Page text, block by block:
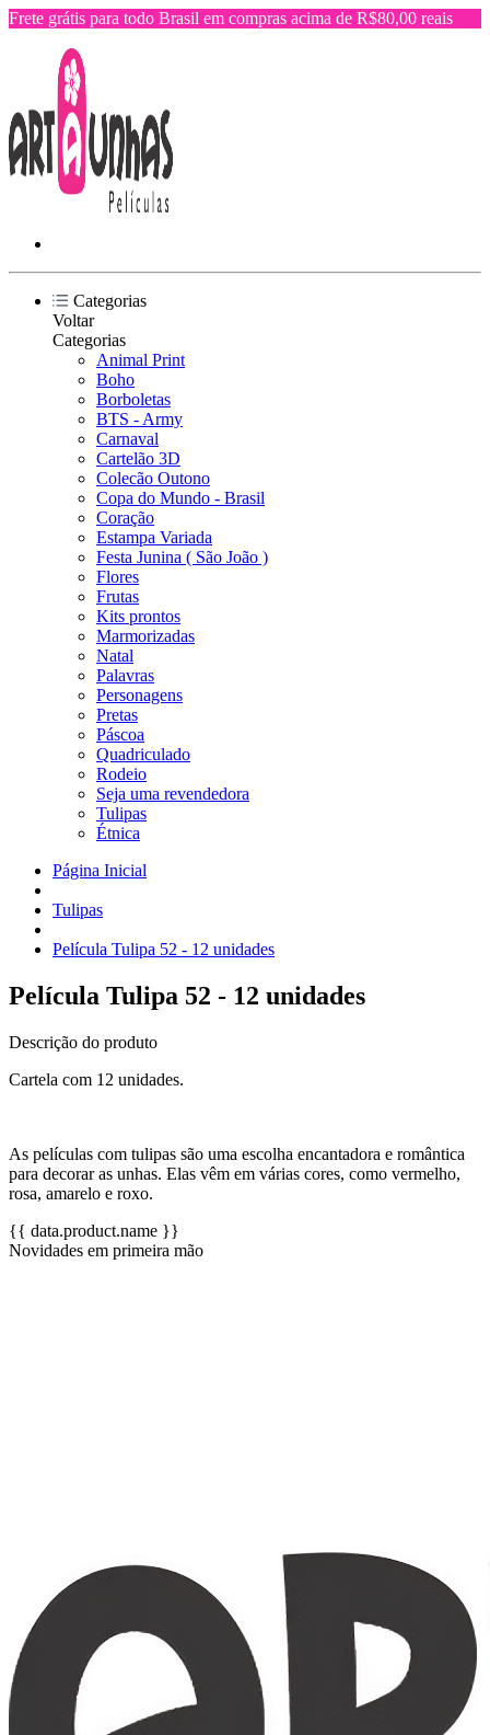
Frete grátis para todo Brasil em compras acima de R$80,00 reais
Categorias
Voltar
Categorias
Animal Print
Boho
Borboletas
BTS - Army
Carnaval
Cartelão 3D
Colecão Outono
Copa do Mundo - Brasil
Coração
Estampa Variada
Festa Junina ( São João )
Flores
Frutas
Kits prontos
Marmorizadas
Natal
Palavras
Personagens
Pretas
Páscoa
Quadriculado
Rodeio
Seja uma revendedora
Tulipas
Étnica
Página Inicial
Tulipas
Película Tulipa 52 - 12 unidades
Película Tulipa 52 - 12 unidades
Descrição do produto
Cartela com 12 unidades.
As películas com tulipas são uma escolha encantadora e romântica
para decorar as unhas. Elas vêm em várias cores, como vermelho,
rosa, amarelo e roxo.
{{ data.product.name }}
Novidades em primeira mão